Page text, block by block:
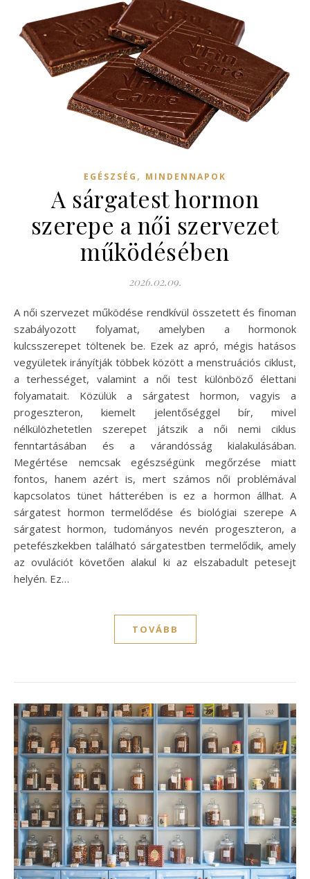
EGÉSZSÉG , MINDENNAPOK
A sárgatest hormon
szerepe a női szervezet
működésében
2026.02.09.
A női szervezet működése rendkívül összetett és finoman
szabályozott folyamat, amelyben a hormonok
kulcsszerepet töltenek be. Ezek az apró, mégis hatásos
vegyületek irányítják többek között a menstruációs ciklust,
a terhességet, valamint a női test különböző élettani
folyamatait. Közülük a sárgatest hormon, vagyis a
progeszteron, kiemelt jelentőséggel bír, mivel
nélkülözhetetlen szerepet játszik a női nemi ciklus
fenntartásában és a várandósság kialakulásában.
Megértése nemcsak egészségünk megőrzése miatt
fontos, hanem azért is, mert számos női problémával
kapcsolatos tünet hátterében is ez a hormon állhat. A
sárgatest hormon termelődése és biológiai szerepe A
sárgatest hormon, tudományos nevén progeszteron, a
petefészkekben található sárgatestben termelődik, amely
az ovulációt követően alakul ki az elszabadult petesejt
helyén. Ez…
TOVÁBB